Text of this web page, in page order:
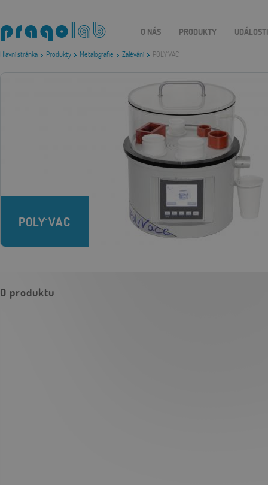
Hlavní stránka Produkty Metalografie Zalévání POLY´VAC
O NÁS PRODUKTY UDÁLOSTI
POLY´VAC
O produktu